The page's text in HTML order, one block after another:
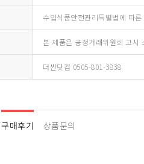
수입식품안전관리특별법에 따
본 제품은 공정거래위원회 고시
더싼닷컴 0505-801-3838
구매후기 상품문의